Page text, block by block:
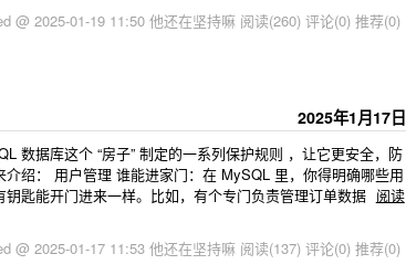
@ 2025-01-19 11:50 他还在坚持嘛 阅读(260) 评论(0) 推荐(0)
2025年1月17日
数据库这个 “房子” 制定的一系列保护规则 ，让它更安全，防
绍： 用户管理 谁能进家门：在 MySQL 里，你得明确哪些用
匙能开门进来一样。比如，有个专门负责管理订单数据 阅读
@ 2025-01-17 11:53 他还在坚持嘛 阅读(137) 评论(0) 推荐(0)